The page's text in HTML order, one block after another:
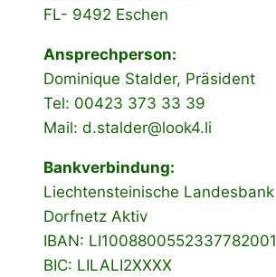
FL- 9492 Eschen
Ansprechperson:
Dominique Stalder, Präsident
Tel: 00423 373 33 39
Mail: d.stalder@look4.li
Bankverbindung:
Liechtensteinische Landesbank
Dorfnetz Aktiv
IBAN: LI1008800552337782001
BIC: LILALI2XXXX